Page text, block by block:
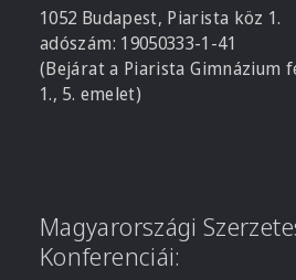
1052 Budapest, Piarista köz 1.
adószám: 19050333-1-41
(Bejárat a Piarista Gimnázium
1., 5. emelet)
Magyarországi
Konferenciái: